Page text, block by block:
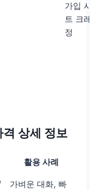
가입
트 크
정
상세 정보
활용 사례
가벼운 대화, 빠